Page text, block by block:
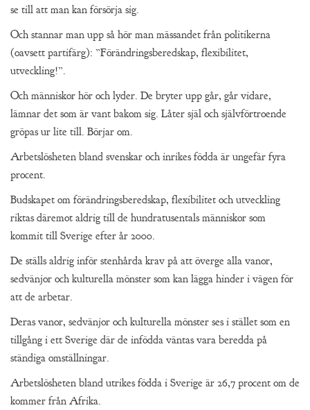
se till att man kan försörja sig.
Och stannar man upp så hör man mässandet från politikerna
(oavsett partifärg): ”Förändringsberedskap, flexibilitet,
utveckling!”.
Och människor hör och lyder. De bryter upp går, går vidare,
lämnar det som är vant bakom sig. Låter själ och självförtroende
gröpas ur lite till. Börjar om.
Arbetslösheten bland svenskar och inrikes födda är ungefär fyra
procent.
Budskapet om förändringsberedskap, flexibilitet och utveckling
riktas däremot aldrig till de hundratusentals människor som
kommit till Sverige efter år 2000.
De ställs aldrig inför stenhårda krav på att överge alla vanor,
sedvänjor och kulturella mönster som kan lägga hinder i vägen för
att de arbetar.
Deras vanor, sedvänjor och kulturella mönster ses i stället som en
tillgång i ett Sverige där de infödda väntas vara beredda på
ständiga omställningar.
Arbetslösheten bland utrikes födda i Sverige är 26,7 procent om de
kommer från Afrika.